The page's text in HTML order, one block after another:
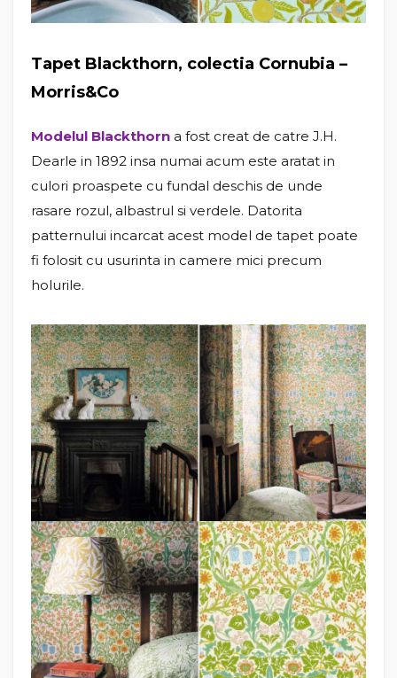
Tapet Blackthorn, colectia Cornubia –
Morris&Co
Modelul Blackthorn a fost creat de catre J.H.
Dearle in 1892 insa numai acum este aratat in
culori proaspete cu fundal deschis de unde
rasare rozul, albastrul si verdele. Datorita
patternului incarcat acest model de tapet poate
fi folosit cu usurinta in camere mici precum
holurile.